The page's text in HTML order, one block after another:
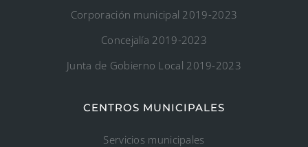
Corporación municipal 2019-2023
Concejalía 2019-2023
Junta de Gobierno Local 2019-2023
CENTROS MUNICIPALES
Servicios municipales